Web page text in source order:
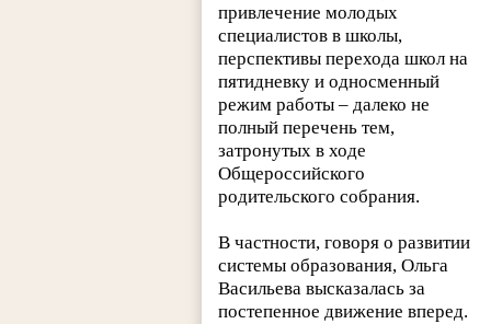
привлечение молодых
специалистов в школы,
перспективы перехода школ на
пятидневку и односменный
режим работы – далеко не
полный перечень тем,
затронутых в ходе
Общероссийского
родительского собрания.
В частности, говоря о развитии
системы образования, Ольга
Васильева высказалась за
постепенное движение вперед.